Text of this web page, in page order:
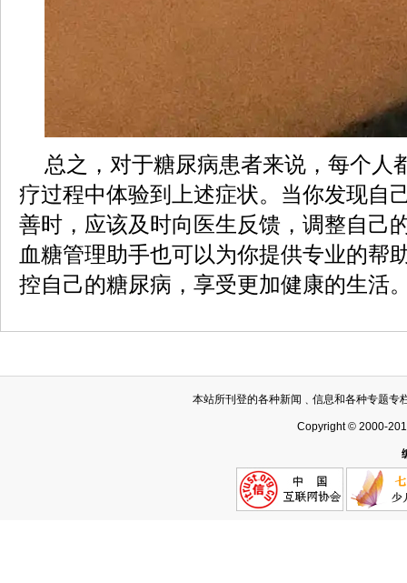
总之，对于糖尿病患者来说，每个人
疗过程中体验到上述症状。当你发现自
善时，应该及时向医生反馈，调整自己
血糖管理助手也可以为你提供专业的帮
控自己的糖尿病，享受更加健康的生活
本站所刊登的各种新闻﹑信息和各种专题专
Copyright © 2000-